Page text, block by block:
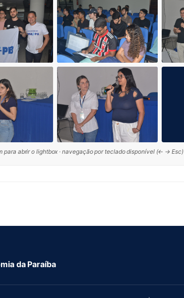
para abrir o lightbox · navegação por teclado disponível (← → Esc)
da Paraíba